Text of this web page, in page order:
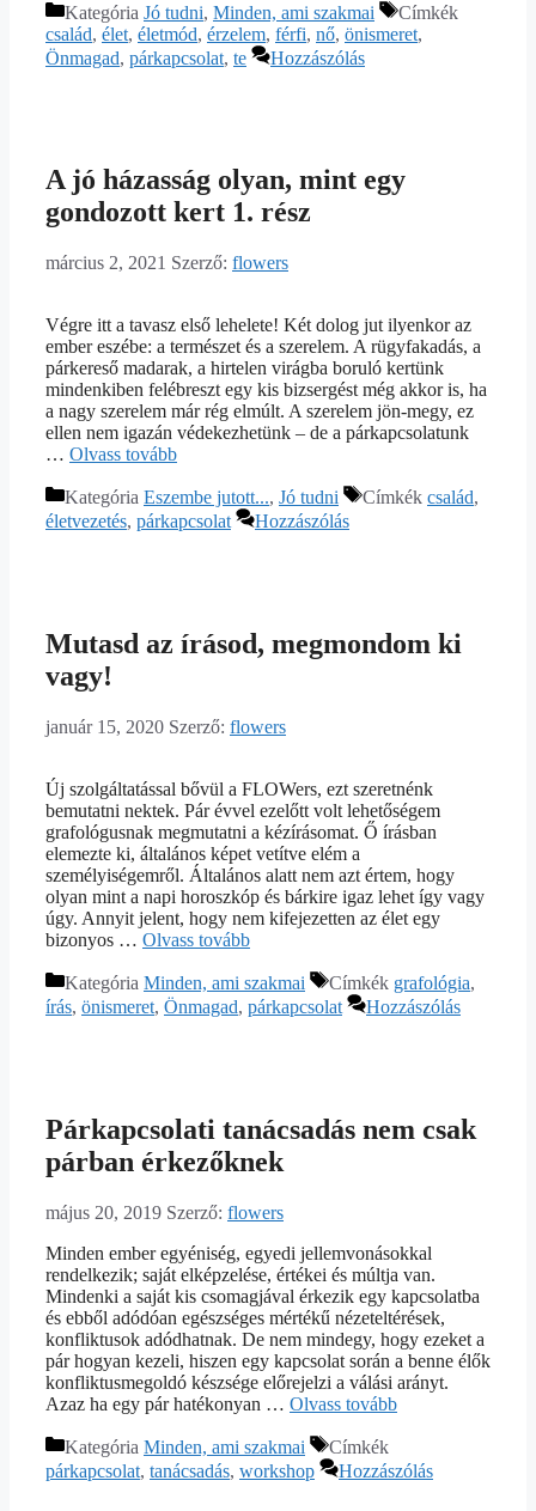
Kategória Jó tudni, Minden, ami szakmai
Címkék
család, élet, életmód, érzelem, férfi, nő, önismeret,
Önmagad, párkapcsolat, te Hozzászólás
A jó házasság olyan, mint egy
gondozott kert 1. rész
március 2, 2021 Szerző: flowers
Végre itt a tavasz első lehelete! Két dolog jut ilyenkor az
ember eszébe: a természet és a szerelem. A rügyfakadás, a
párkereső madarak, a hirtelen virágba boruló kertünk
mindenkiben felébreszt egy kis bizsergést még akkor is, ha
a nagy szerelem már rég elmúlt. A szerelem jön-megy, ez
ellen nem igazán védekezhetünk – de a párkapcsolatunk
… Olvass tovább
Kategória Eszembe jutott..., Jó tudni Címkék család,
életvezetés, párkapcsolat Hozzászólás
Mutasd az írásod, megmondom ki
vagy!
január 15, 2020 Szerző: flowers
Új szolgáltatással bővül a FLOWers, ezt szeretnénk
bemutatni nektek. Pár évvel ezelőtt volt lehetőségem
grafológusnak megmutatni a kézírásomat. Ő írásban
elemezte ki, általános képet vetítve elém a
személyiségemről. Általános alatt nem azt értem, hogy
olyan mint a napi horoszkóp és bárkire igaz lehet így vagy
úgy. Annyit jelent, hogy nem kifejezetten az élet egy
bizonyos … Olvass tovább
Kategória Minden, ami szakmai Címkék grafológia,
írás, önismeret, Önmagad, párkapcsolat Hozzászólás
Párkapcsolati tanácsadás nem csak
párban érkezőknek
május 20, 2019 Szerző: flowers
Minden ember egyéniség, egyedi jellemvonásokkal
rendelkezik; saját elképzelése, értékei és múltja van.
Mindenki a saját kis csomagjával érkezik egy kapcsolatba
és ebből adódóan egészséges mértékű nézeteltérések,
konfliktusok adódhatnak. De nem mindegy, hogy ezeket a
pár hogyan kezeli, hiszen egy kapcsolat során a benne élők
konfliktusmegoldó készsége előrejelzi a válási arányt.
Azaz ha egy pár hatékonyan … Olvass tovább
Kategória Minden, ami szakmai
Címkék
párkapcsolat, tanácsadás, workshop Hozzászólás